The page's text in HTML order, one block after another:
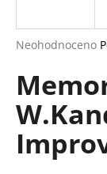
Průměrné
produktu
je
0,0
z
5
hvězdiček.
Neohodnoceno
j
t
?